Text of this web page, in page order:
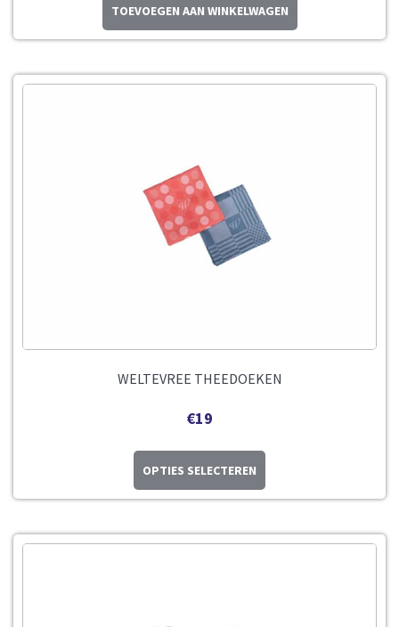
TOEVOEGEN AAN WINKELWAGEN
WELTEVREE THEEDOEKEN
€19
OPTIES SELECTEREN